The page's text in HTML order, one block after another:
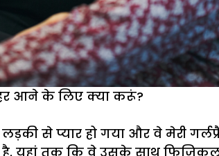
आने के लिए क्या करूं?
से प्यार हो गया और वे मेरी
यहां तक कि वे उसके साथ फिजिकल